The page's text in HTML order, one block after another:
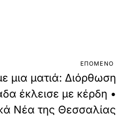
ΕΠΟΜΕΝΟ
μια ματιά: Διόρθωση
έκλεισε με κέρδη •
Νέα της Θεσσαλίας